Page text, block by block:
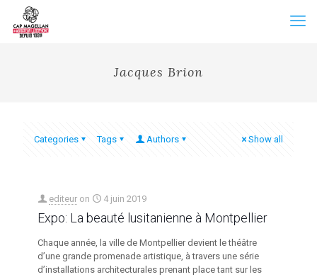
Jacques Brion
Categories Tags Authors Show all
editeur on 4 juin 2019
Expo: La beauté lusitanienne à Montpellier
Chaque année, la ville de Montpellier devient le théâtre
d’une grande promenade artistique, à travers une série
d’installations architecturales prenant place tant sur les